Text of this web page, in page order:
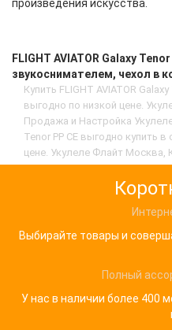
произведения искусства.
FLIGHT AVIATOR Galaxy
звукоснимателем, чехол в
Купить FLIGHT AVIATOR
выгодно по низкой цене.
Продажа и Настройка Укулеле
Tenor PP CE выгодно купить
цене. Укулеле Флайт Москва,
Выбирайте товары и
Полный
У нас в наличии более 400